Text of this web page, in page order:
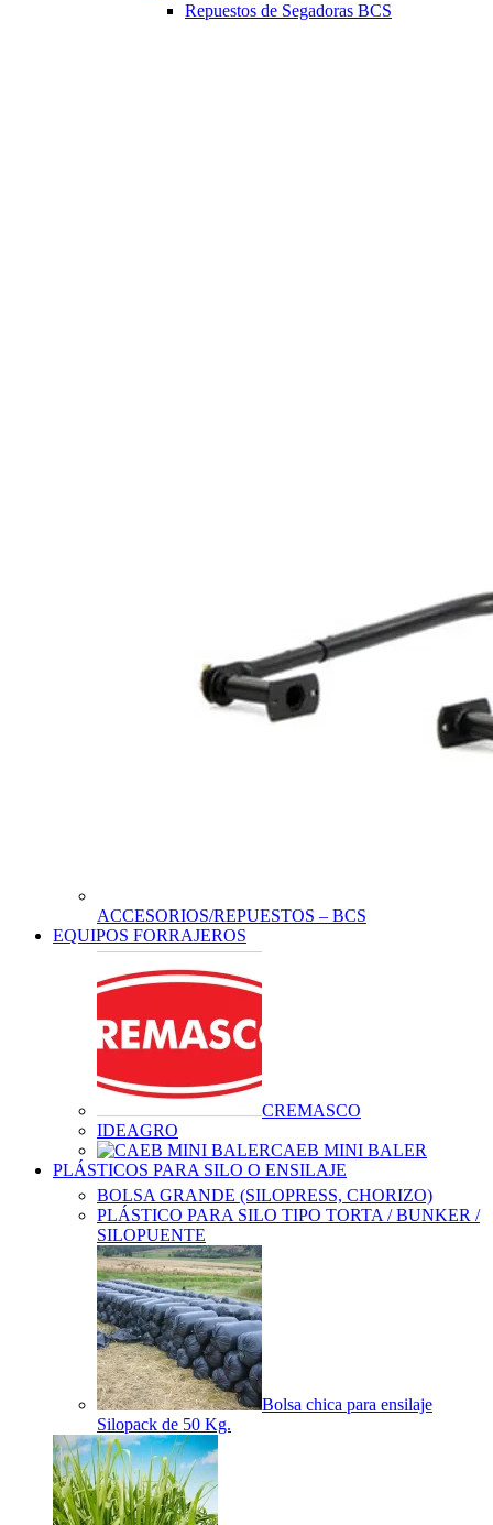
Repuestos de Segadoras BCS
ACCESORIOS/REPUESTOS – BCS
EQUIPOS FORRAJEROS
CREMASCO
IDEAGRO
CAEB MINI BALER
PLÁSTICOS PARA SILO O ENSILAJE
BOLSA GRANDE (SILOPRESS, CHORIZO)
PLÁSTICO PARA SILO TIPO TORTA / BUNKER /
SILOPUENTE
Bolsa chica para ensilaje
Silopack de 50 Kg.